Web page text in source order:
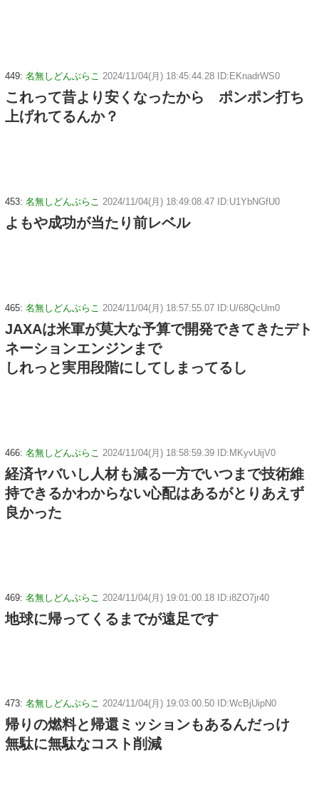
449: 名無しどんぶらこ 2024/11/04(月) 18:45:44.28 ID:EKnadrWS0
これって昔より安くなったから ポンポン打ち
上げれてるんか？
453: 名無しどんぶらこ 2024/11/04(月) 18:49:08.47 ID:U1YbNGfU0
よもや成功が当たり前レベル
465: 名無しどんぶらこ 2024/11/04(月) 18:57:55.07 ID:U/68QcUm0
JAXAは米軍が莫大な予算で開発できてきたデト
ネーションエンジンまで
しれっと実用段階にしてしまってるし
466: 名無しどんぶらこ 2024/11/04(月) 18:58:59.39 ID:MKyvUijV0
経済ヤバいし人材も減る一方でいつまで技術維
持できるかわからない心配はあるがとりあえず
良かった
469: 名無しどんぶらこ 2024/11/04(月) 19:01:00.18 ID:i8ZO7jr40
地球に帰ってくるまでが遠足です
473: 名無しどんぶらこ 2024/11/04(月) 19:03:00.50 ID:WcBjUipN0
帰りの燃料と帰還ミッションもあるんだっけ
無駄に無駄なコスト削減